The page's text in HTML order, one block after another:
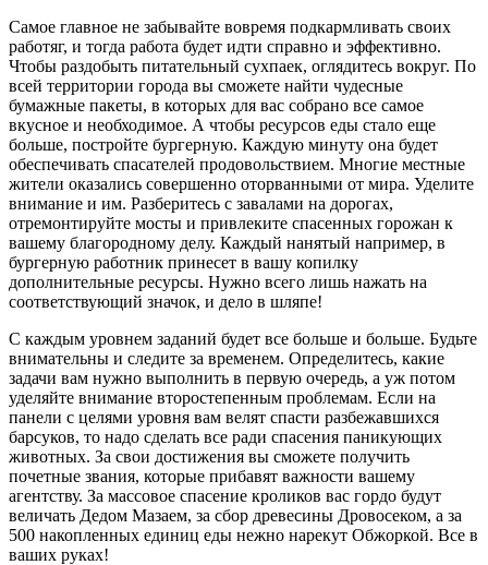
Самое главное не забывайте вовремя подкармливать своих
работяг, и тогда работа будет идти справно и эффективно.
Чтобы раздобыть питательный сухпаек, оглядитесь вокруг. По
всей территории города вы сможете найти чудесные
бумажные пакеты, в которых для вас собрано все самое
вкусное и необходимое. А чтобы ресурсов еды стало еще
больше, постройте бургерную. Каждую минуту она будет
обеспечивать спасателей продовольствием. Многие местные
жители оказались совершенно оторванными от мира. Уделите
внимание и им. Разберитесь с завалами на дорогах,
отремонтируйте мосты и привлеките спасенных горожан к
вашему благородному делу. Каждый нанятый например, в
бургерную работник принесет в вашу копилку
дополнительные ресурсы. Нужно всего лишь нажать на
соответствующий значок, и дело в шляпе!
С каждым уровнем заданий будет все больше и больше. Будьте
внимательны и следите за временем. Определитесь, какие
задачи вам нужно выполнить в первую очередь, а уж потом
уделяйте внимание второстепенным проблемам. Если на
панели с целями уровня вам велят спасти разбежавшихся
барсуков, то надо сделать все ради спасения паникующих
животных. За свои достижения вы сможете получить
почетные звания, которые прибавят важности вашему
агентству. За массовое спасение кроликов вас гордо будут
величать Дедом Мазаем, за сбор древесины Дровосеком, а за
500 накопленных единиц еды нежно нарекут Обжоркой. Все в
ваших руках!